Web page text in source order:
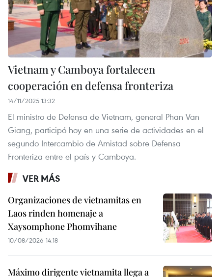
Vietnam y Camboya fortalecen
cooperación en defensa fronteriza
14/11/2025 13:32
El ministro de Defensa de Vietnam, general Phan Van
Giang, participó hoy en una serie de actividades en el
segundo Intercambio de Amistad sobre Defensa
Fronteriza entre el país y Camboya.
VER MÁS
Organizaciones de vietnamitas en
Laos rinden homenaje a
Xaysomphone Phomvihane
10/08/2026 14:18
Máximo dirigente vietnamita llega a